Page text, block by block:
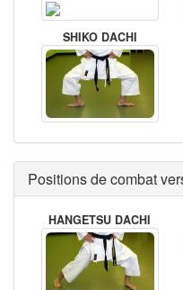
SHIKO DACHI
Positions de combat
HANGETSU DACHI